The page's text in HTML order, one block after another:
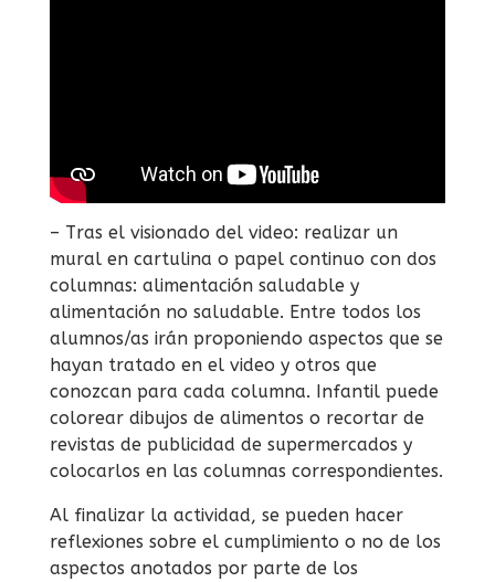
– Tras el visionado del video: realizar un
mural en cartulina o papel continuo con dos
columnas: alimentación saludable y
alimentación no saludable. Entre todos los
alumnos/as irán proponiendo aspectos que se
hayan tratado en el video y otros que
conozcan para cada columna. Infantil puede
colorear dibujos de alimentos o recortar de
revistas de publicidad de supermercados y
colocarlos en las columnas correspondientes.
Al finalizar la actividad, se pueden hacer
reflexiones sobre el cumplimiento o no de los
aspectos anotados por parte de los